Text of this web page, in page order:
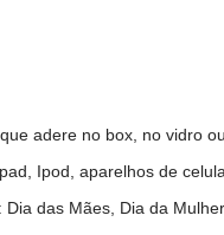
adere no box, no vidro
Ipod, aparelhos de
das Mães, Dia da